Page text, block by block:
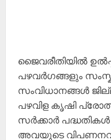
ജൈവരീതിയിൽ
പഴവർഗങ്ങളും
സംവിധാനങ്ങൾ
പഴവിള കൃഷി
സർക്കാർ പദ്ധതികൾ
അവയുടെ